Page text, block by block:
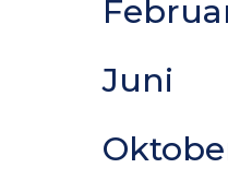
Juni